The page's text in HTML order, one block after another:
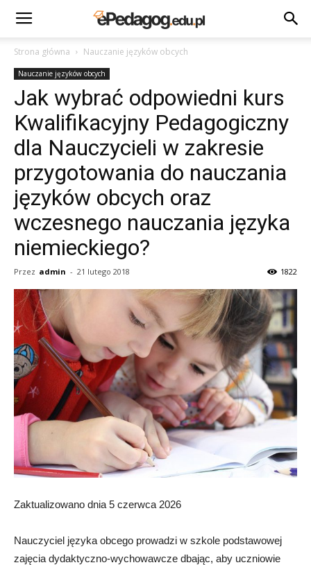
Strona główna Nauczanie języków obcych
Nauczanie języków obcych
Jak wybrać odpowiedni kurs
Kwalifikacyjny Pedagogiczny
dla Nauczycieli w zakresie
przygotowania do nauczania
języków obcych oraz
wczesnego nauczania języka
niemieckiego?
Przez admin - 21 lutego 2018 1822
Zaktualizowano dnia 5 czerwca 2026
Nauczyciel języka obcego prowadzi w szkole podstawowej
zajęcia dydaktyczno-wychowawcze dbając, aby uczniowie